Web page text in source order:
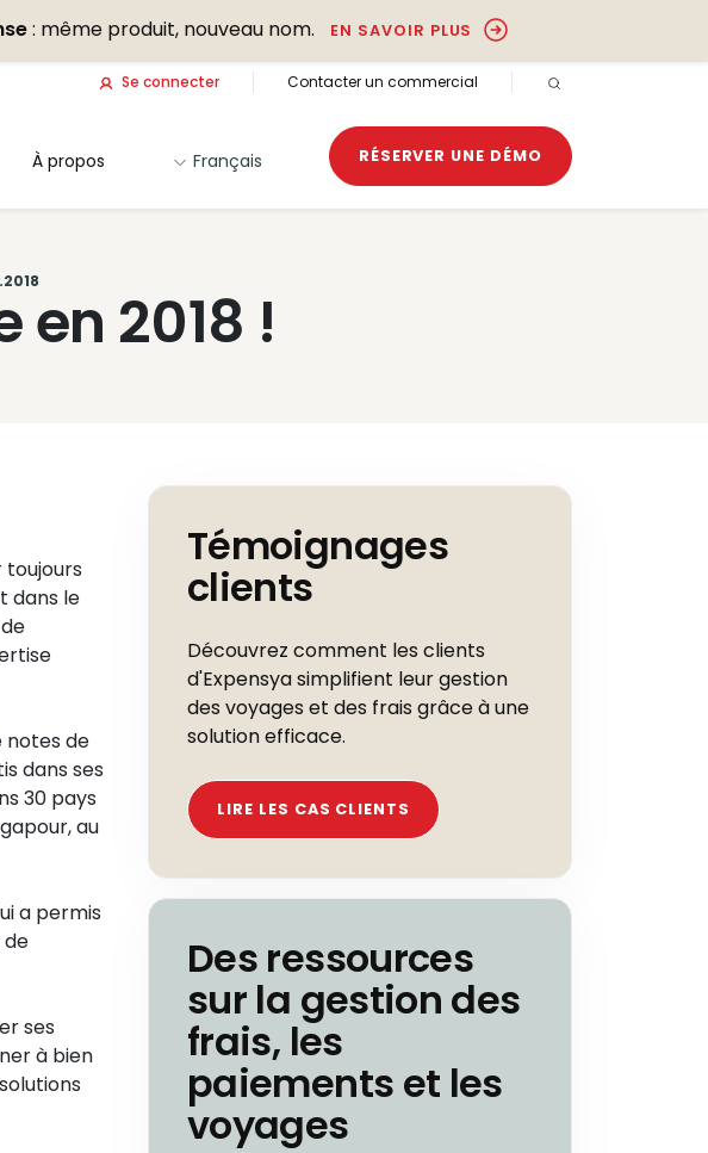
: même produit, nouveau nom. EN SAVOIR PLUS
Se connecter
Contacter un commercial
À propos Français RÉSERVER UNE DÉMO
en 2018 !
dans le
notes de
dans ses
30 pays
au
a permis
de
ses
à bien
Témoignages
clients
Découvrez comment les clients
d'Expensya simplifient leur gestion
des voyages et des frais grâce à une
solution efficace.
LIRE LES CAS CLIENTS
Des ressources
sur la gestion des
frais, les
paiements et les
voyages